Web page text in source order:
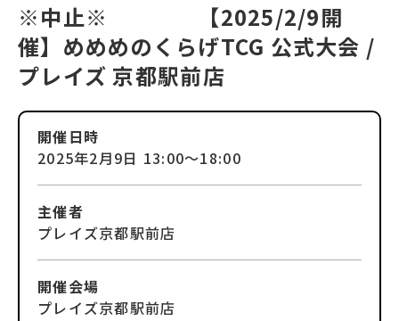
※中止※ 【2025/2/9開
催】めめめのくらげTCG 公式大会 /
プレイズ 京都駅前店
開催日時
2025年2月9日 13:00～18:00
主催者
プレイズ京都駅前店
開催会場
プレイズ京都駅前店